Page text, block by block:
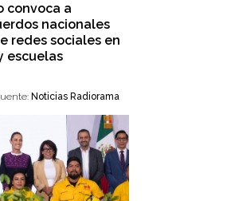
convoca a
nacionales
redes sociales en
escuelas
Noticias Radiorama